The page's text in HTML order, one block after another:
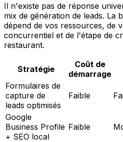
Il n'existe pas de réponse
mix de génération de leads. La
dépend de vos ressources, de
concurrentiel et de l'étape de
restaurant.
Stratégie
Coût de
démarrage
Formulaires de
capture de
leads optimisés
Faible
Google
Business Profile
+ SEO local
Faible